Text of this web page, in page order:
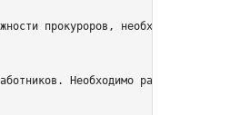
прокуроров, необходимо
Необходимо